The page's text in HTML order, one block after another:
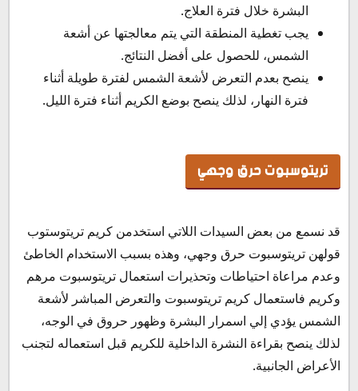
البشرة خلال فترة العلاج.
يجب تغطية المنطقة التي يتم معالجتها عن أشعة
الشمس، للحصول على أفضل النتائج.
ينصح بعدم التعرض لأشعة الشمس لفترة طويلة أثناء
فترة النهار، لذلك ينصح بوضع الكريم أثناء فترة الليل.
تريتوسبوت حرق وجهي
قد نسمع من بعض السيدات اللاتي استخدمن كريم تريتوستوب
قولهن تريتوسبوت حرق وجهي، وهذه بسبب الاستخدام الخاطئ
وعدم مراعاة احتياطات وتحذيرات استعمال تريتوسبوت مرهم
وكريم فاستعمال كريم تريتوسبوت والتعرض المباشر لأشعة
الشمس يؤدي إلي اسمرار البشرة وظهور حروق في الوجه،
لذلك ينصح بقراءة النشرة الداخلية للكريم قبل استعماله لتجنب
الأعراض الجانبية.